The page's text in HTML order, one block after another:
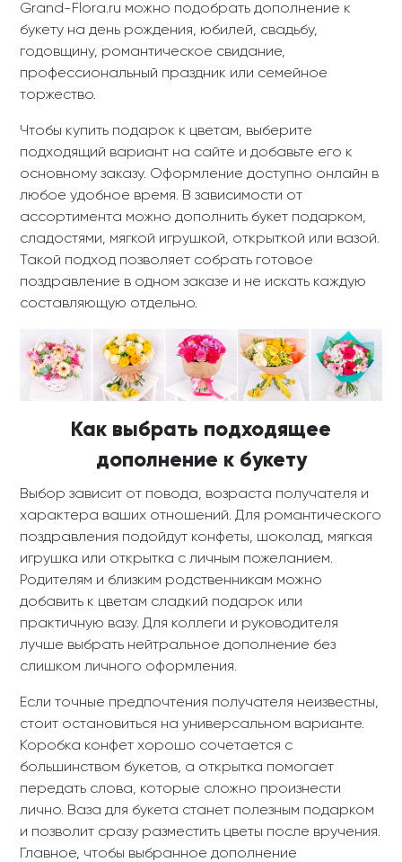
Grand-Flora.ru можно подобрать дополнение к
букету на день рождения, юбилей, свадьбу,
годовщину, романтическое свидание,
профессиональный праздник или семейное
торжество.
Чтобы купить подарок к цветам, выберите
подходящий вариант на сайте и добавьте его к
основному заказу. Оформление доступно онлайн в
любое удобное время. В зависимости от
ассортимента можно дополнить букет подарком,
сладостями, мягкой игрушкой, открыткой или вазой.
Такой подход позволяет собрать готовое
поздравление в одном заказе и не искать каждую
составляющую отдельно.
Как выбрать подходящее
дополнение к букету
Выбор зависит от повода, возраста получателя и
характера ваших отношений. Для романтического
поздравления подойдут конфеты, шоколад, мягкая
игрушка или открытка с личным пожеланием.
Родителям и близким родственникам можно
добавить к цветам сладкий подарок или
практичную вазу. Для коллеги и руководителя
лучше выбрать нейтральное дополнение без
слишком личного оформления.
Если точные предпочтения получателя неизвестны,
стоит остановиться на универсальном варианте.
Коробка конфет хорошо сочетается с
большинством букетов, а открытка помогает
передать слова, которые сложно произнести
лично. Ваза для букета станет полезным подарком
и позволит сразу разместить цветы после вручения.
Главное, чтобы выбранное дополнение